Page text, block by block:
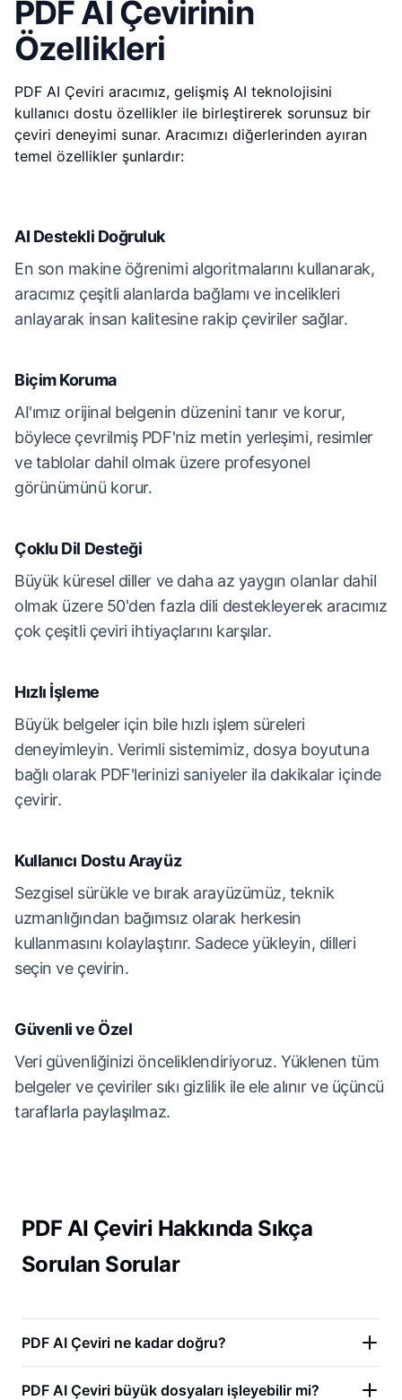
PDF AI Çevirinin
Özellikleri
PDF AI Çeviri aracımız, gelişmiş AI teknolojisini
kullanıcı dostu özellikler ile birleştirerek sorunsuz bir
çeviri deneyimi sunar. Aracımızı diğerlerinden ayıran
temel özellikler şunlardır:
AI Destekli Doğruluk
En son makine öğrenimi algoritmalarını kullanarak,
aracımız çeşitli alanlarda bağlamı ve incelikleri
anlayarak insan kalitesine rakip çeviriler sağlar.
Biçim Koruma
AI'ımız orijinal belgenin düzenini tanır ve korur,
böylece çevrilmiş PDF'niz metin yerleşimi, resimler
ve tablolar dahil olmak üzere profesyonel
görünümünü korur.
Çoklu Dil Desteği
Büyük küresel diller ve daha az yaygın olanlar dahil
olmak üzere 50'den fazla dili destekleyerek aracımız
çok çeşitli çeviri ihtiyaçlarını karşılar.
Hızlı İşleme
Büyük belgeler için bile hızlı işlem süreleri
deneyimleyin. Verimli sistemimiz, dosya boyutuna
bağlı olarak PDF'lerinizi saniyeler ila dakikalar içinde
çevirir.
Kullanıcı Dostu Arayüz
Sezgisel sürükle ve bırak arayüzümüz, teknik
uzmanlığından bağımsız olarak herkesin
kullanmasını kolaylaştırır. Sadece yükleyin, dilleri
seçin ve çevirin.
Güvenli ve Özel
Veri güvenliğinizi önceliklendiriyoruz. Yüklenen tüm
belgeler ve çeviriler sıkı gizlilik ile ele alınır ve üçüncü
taraflarla paylaşılmaz.
PDF AI Çeviri Hakkında Sıkça
Sorulan Sorular
PDF AI Çeviri ne kadar doğru?
PDF AI Çeviri büyük dosyaları işleyebilir mi?